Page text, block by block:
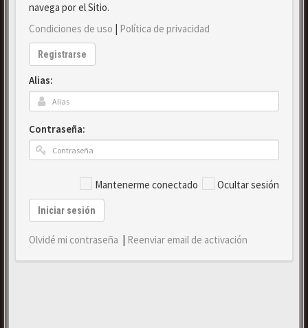
navega por el Sitio.
Condiciones de uso | Política de privacidad
Registrarse
Alias:
Contraseña:
Mantenerme conectado Ocultar sesión
Iniciar sesión
Olvidé mi contraseña | Reenviar email de activación